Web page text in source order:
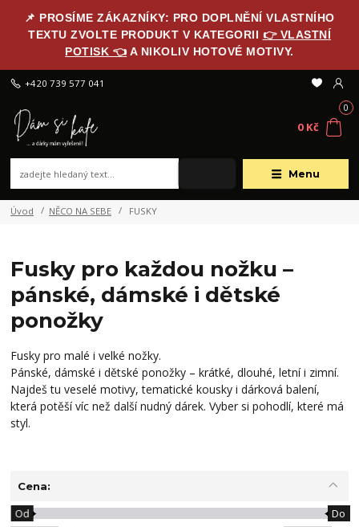
📌 PROSÍME ZÁKAZNÍKY: PRO DOPLNĚNÍ VLASTNÍHO
TEXTU ZVOLTE PRODUKT V KATEGORII 👉 VLASTNÍ
POTISK 👈 A NIKOLIV HOTOVÉ MOTIVY.
Menu
+420 739 577 041
0
0 Kč
Úvod NĚCO NA SEBE FUSKY
Fusky pro každou nožku –
pánské, dámské i dětské
ponožky
Fusky pro malé i velké nožky.
Pánské, dámské i dětské ponožky – krátké, dlouhé, letní i zimní.
Najdeš tu veselé motivy, tematické kousky i dárková balení,
která potěší víc než další nudný dárek. Vyber si pohodlí, které má
styl.
Cena:
Od Do